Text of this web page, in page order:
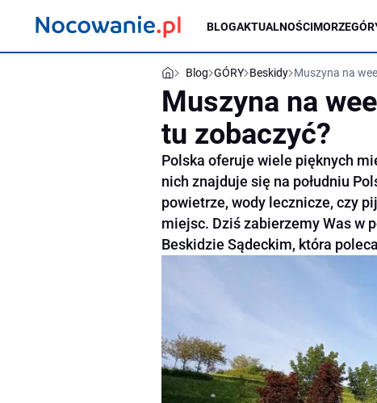
BLOGAKTUALNOŚCIMORZE
Blog GÓRY Beskidy Muszyna na
Muszyna na
tu zobaczyć?
Polska oferuje wiele pięknych
nich znajduje się na południu
powietrze, wody lecznicze, czy
miejsc. Dziś zabierzemy Was w
Beskidzie Sądeckim, która